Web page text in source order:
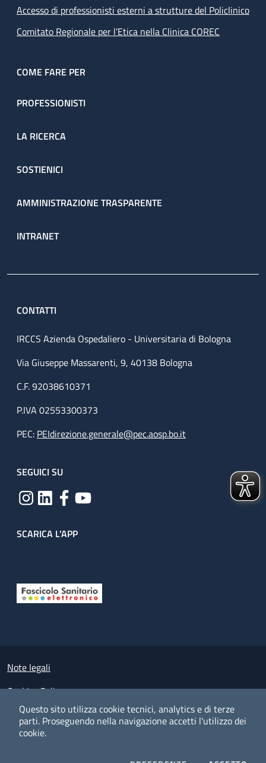
Questo sito utilizza cookie tecnici, analytics e di terze
parti. Proseguendo nella navigazione accetti l'utilizzo dei
cookie.
Accesso di professionisti esterni a strutture del Policlinico
Comitato Regionale per l’Etica nella Clinica COREC
COME FARE PER
PROFESSIONISTI
LA RICERCA
SOSTIENICI
AMMINISTRAZIONE TRASPARENTE
INTRANET
CONTATTI
IRCCS Azienda Ospedaliero - Universitaria di Bologna
Via Giuseppe Massarenti, 9, 40138 Bologna
C.F. 92038610371
P.IVA 02553300373
PEC: PEIdirezione.generale@pec.aosp.bo.it
SEGUICI SU
SCARICA L'APP
Small prints
Note legali
Cookies Policy
Policy privacy e protezione del dato personale
Albo pretorio on-line